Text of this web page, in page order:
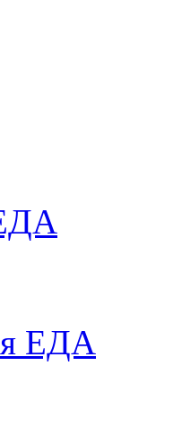
ЕДА